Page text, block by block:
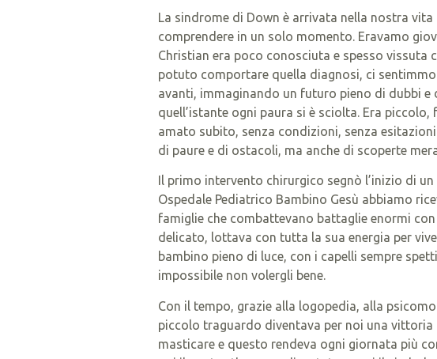
La sindrome di Down è arrivata nella nostra
comprendere in un solo momento. Eravamo
Christian era poco conosciuta e spesso vissuta
potuto comportare quella diagnosi, ci
avanti, immaginando un futuro pieno di dubbi
quell’istante ogni paura si è sciolta. Era
amato subito, senza condizioni, senza
di paure e di ostacoli, ma anche di scoperte
Il primo intervento chirurgico segnò l’inizio di
Ospedale Pediatrico Bambino Gesù abbiamo
famiglie che combattevano battaglie enormi
delicato, lottava con tutta la sua energia per
bambino pieno di luce, con i capelli sempre
impossibile non volergli bene.
Con il tempo, grazie alla logopedia, alla
piccolo traguardo diventava per noi una
masticare e questo rendeva ogni giornata più